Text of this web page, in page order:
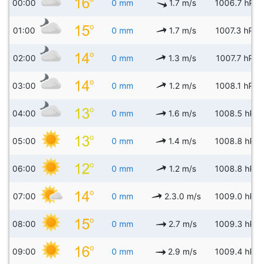
00:00 0 mm 1.7 m/s 1006.7 hPa
01:00 0 mm 1.7 m/s 1007.3 hPa
02:00 0 mm 1.3 m/s 1007.7 hPa
03:00 0 mm 1.2 m/s 1008.1 hPa
04:00 0 mm 1.6 m/s 1008.5 hPa
05:00 0 mm 1.4 m/s 1008.8 hPa
06:00 0 mm 1.2 m/s 1008.8 hPa
07:00 0 mm 2.3.0 m/s 1009.0 hPa
08:00 0 mm 2.7 m/s 1009.3 hPa
09:00 0 mm 2.9 m/s 1009.4 hPa